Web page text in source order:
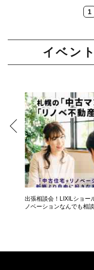
1
イベン
出張相談会！LIXILショー
ノベーションなんでも相